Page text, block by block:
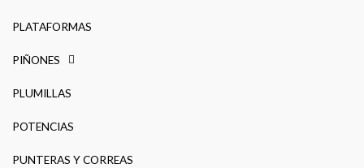
PLATAFORMAS
PIÑONES
PLUMILLAS
POTENCIAS
PUNTERAS Y CORREAS